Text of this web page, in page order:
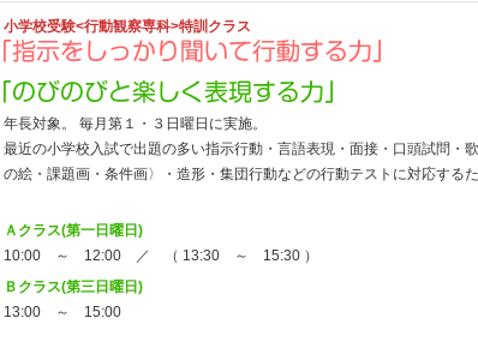
小学校受験<行動観察専科>特訓クラス
年長対象。 毎月第１・３日曜日に実施。
最近の小学校入試で出題の多い指示行動・言語表現・面接・口頭試問・
の絵・課題画・条件画〉・造形・集団行動などの行動テストに対応するた
Ａクラス(第一日曜日)
10:00 ～ 12:00 ／ （ 13:30 ～ 15:30 ）
Ｂクラス(第三日曜日)
13:00 ～ 15:00